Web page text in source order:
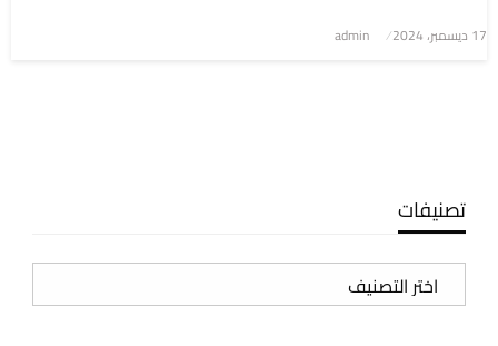
نُشر
17 ديسمبر، 2024 admin
تصنيفات
تصنيفات